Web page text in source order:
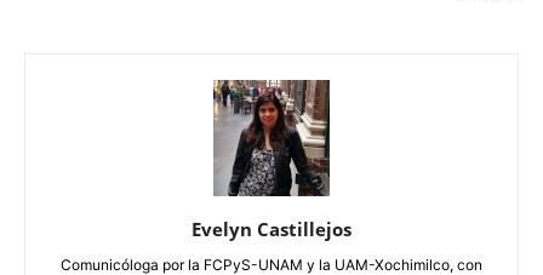
Evelyn Castillejos
Comunicóloga por la FCPyS-UNAM y la UAM-Xochimilco, con